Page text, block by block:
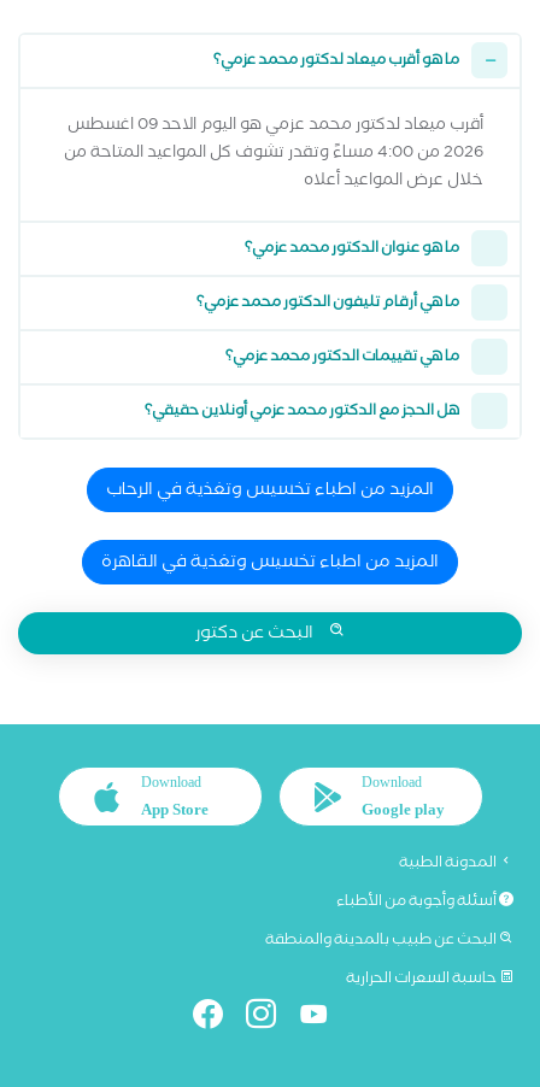
ما هو أقرب ميعاد لدكتور محمد عزمي؟
أقرب ميعاد لدكتور محمد عزمي هو اليوم الاحد 09 اغسطس
2026 من 4:00 مساءً وتقدر تشوف كل المواعيد المتاحة من
خلال عرض المواعيد أعلاه
ما هو عنوان الدكتور محمد عزمي؟
ما هي أرقام تليفون الدكتور محمد عزمي؟
ما هي تقييمات الدكتور محمد عزمي؟
هل الحجز مع الدكتور محمد عزمي أونلاين حقيقي؟
المزيد من اطباء تخسيس وتغذية في الرحاب
المزيد من اطباء تخسيس وتغذية في القاهرة
البحث عن دكتور
Download
Google play
Download
App Store
المدونة الطبية
أسئلة وأجوبة من الأطباء
البحث عن طبيب بالمدينة والمنطقة
حاسبة السعرات الحرارية